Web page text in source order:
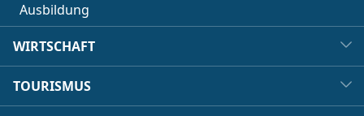
Ausbildung
WIRTSCHAFT
TOURISMUS